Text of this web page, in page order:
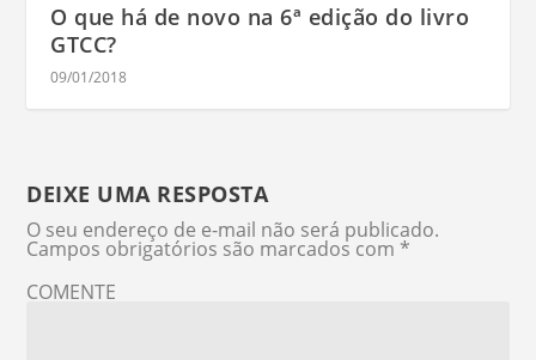
O que há de novo na 6ª edição do livro
GTCC?
09/01/2018
DEIXE UMA RESPOSTA
O seu endereço de e-mail não será publicado.
Campos obrigatórios são marcados com *
COMENTE